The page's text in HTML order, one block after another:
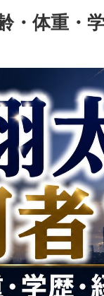
・体重・